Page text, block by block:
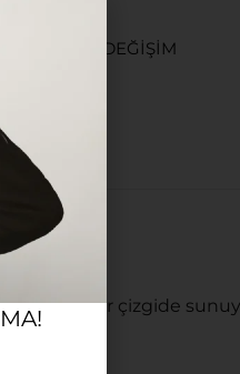
İADE VE DEĞIŞIM
ve lüks bir çizgide